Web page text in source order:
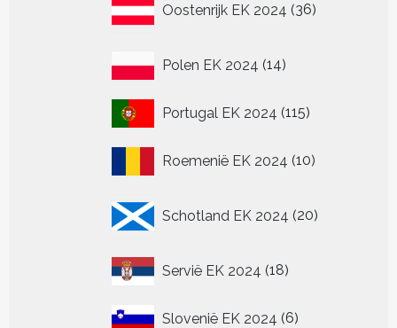
Oostenrijk EK 2024 36
producten
Polen EK 2024 1414
Portugal EK 2024 115115
Roemenië EK 2024 1010
Schotland EK 2024 20
producten
Servië EK 2024 1818
Slovenië EK 2024 66